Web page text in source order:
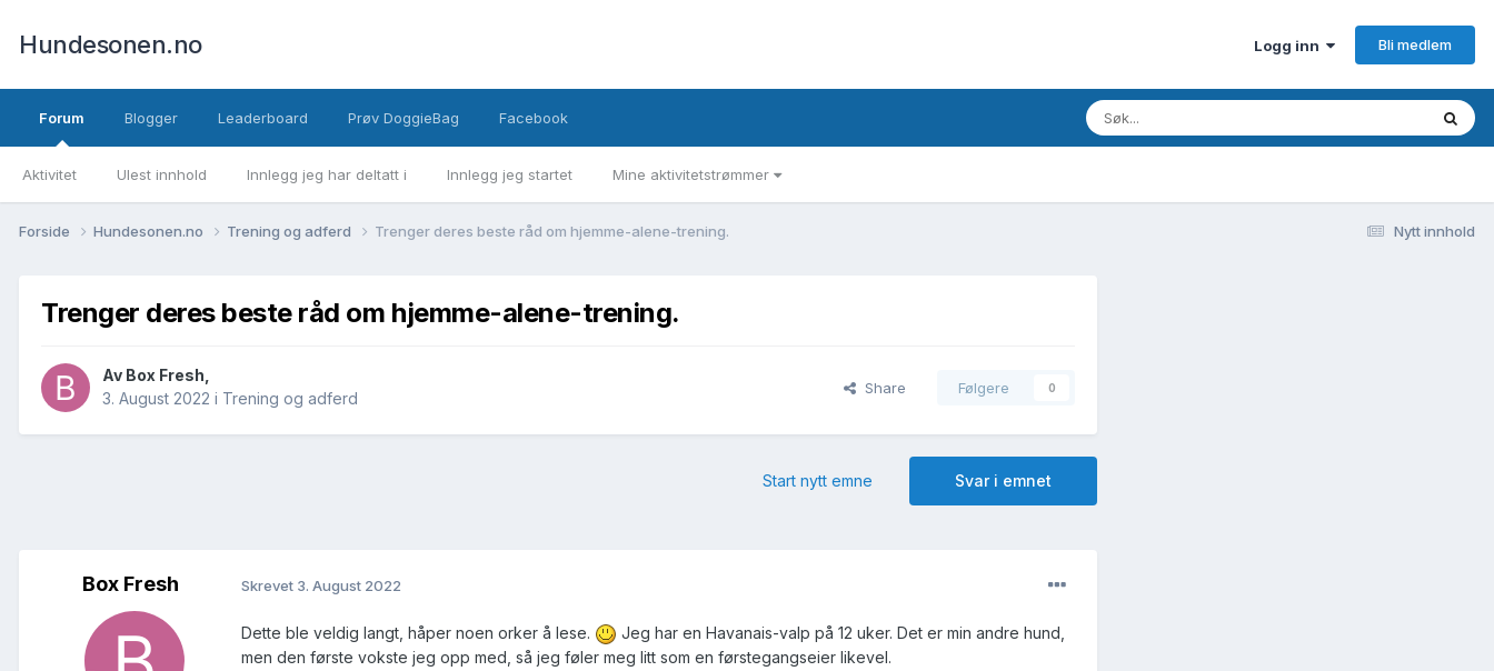
Hundesonen.no Logg inn Bli medlem
Forum
Aktivitet Ulest innhold Innlegg jeg har deltatt i Innlegg jeg startet Mine aktivitetstrømmer
Blogger Leaderboard Prøv DoggieBag Facebook
Nytt innhold
Forside Hundesonen.no Trening og adferd Trenger deres beste råd om hjemme-alene-trening.
Trenger deres beste råd om hjemme-alene-trening.
Av Box Fresh
3. August 2022 i Trening og adferd
Share Følgere 0
Svar i emnet
Start nytt emne
Box Fresh Skrevet 3. August 2022
Dette ble veldig langt, håper noen orker å lese.
Jeg har en Havanais-valp på 12 uker. Det er min andre hund,
men den første vokste jeg opp med, så jeg føler meg litt som en førstegangseier likevel.